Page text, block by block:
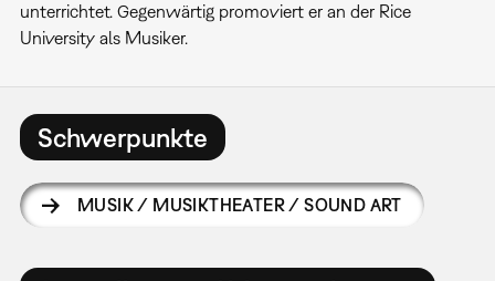
unterrichtet. Gegenwärtig promoviert er an der Rice
University als Musiker.
Schwerpunkte
MUSIK / MUSIKTHEATER / SOUND ART